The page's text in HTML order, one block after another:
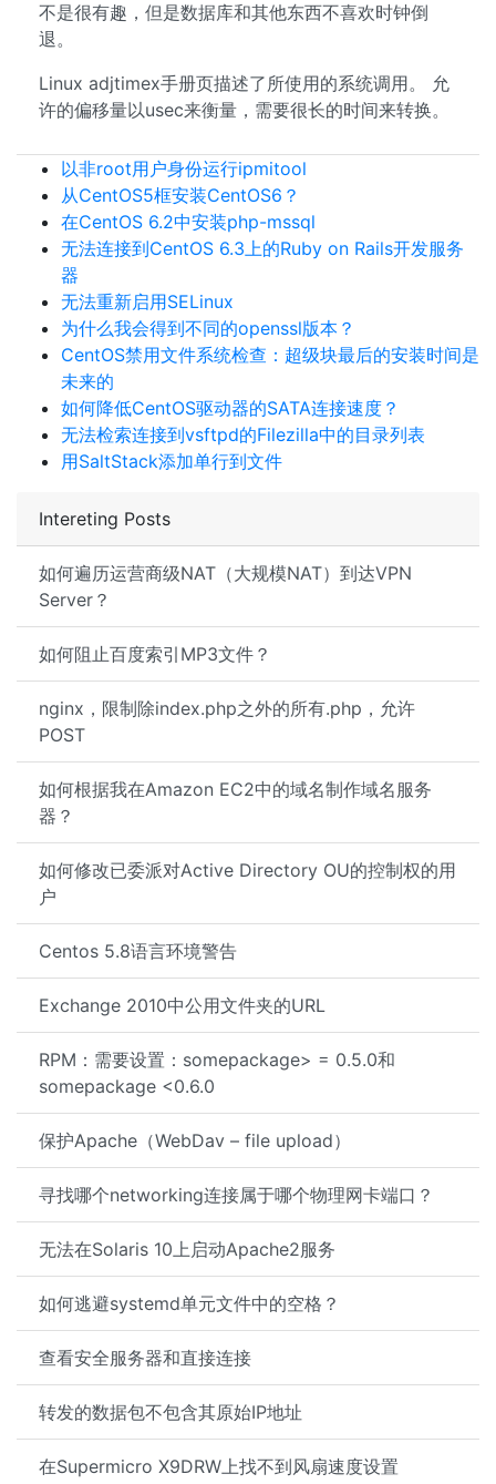
Intereting Posts
如何遍历运营商级NAT（大规模NAT）到达VPN
Server？
如何阻止百度索引MP3文件？
nginx，限制除index.php之外的所有.php，允许
POST
如何根据我在Amazon EC2中的域名制作域名服务
器？
如何修改已委派对Active Directory OU的控制权的用
户
Centos 5.8语言环境警告
Exchange 2010中公用文件夹的URL
RPM：需要设置：somepackage> = 0.5.0和
somepackage <0.6.0
保护Apache（WebDav – file upload）
寻找哪个networking连接属于哪个物理网卡端口？
无法在Solaris 10上启动Apache2服务
如何逃避systemd单元文件中的空格？
查看安全服务器和直接连接
转发的数据包不包含其原始IP地址
在Supermicro X9DRW上找不到风扇速度设置
不是很有趣，但是数据库和其他东西不喜欢时钟倒
退。
Linux adjtimex手册页描述了所使用的系统调用。 允
许的偏移量以usec来衡量，需要很长的时间来转换。
以非root用户身份运行ipmitool
从CentOS5框安装CentOS6？
在CentOS 6.2中安装php-mssql
无法连接到CentOS 6.3上的Ruby on Rails开发服务
器
无法重新启用SELinux
为什么我会得到不同的openssl版本？
CentOS禁用文件系统检查：超级块最后的安装时间是
未来的
如何降低CentOS驱动器的SATA连接速度？
无法检索连接到vsftpd的Filezilla中的目录列表
用SaltStack添加单行到文件